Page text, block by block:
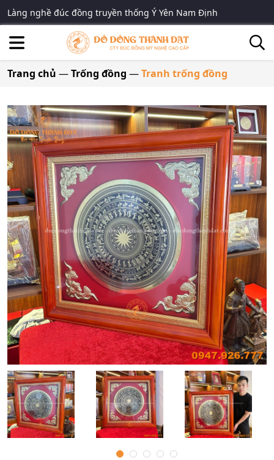
Làng nghề đúc đồng truyền thống Ý Yên Nam Định
Trang chủ —Trống đồng —Tranh trống đồng